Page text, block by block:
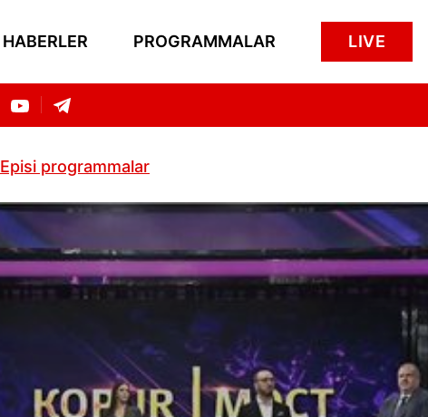
HABERLER PROGRAMMALAR LIVE
Episi programmalar